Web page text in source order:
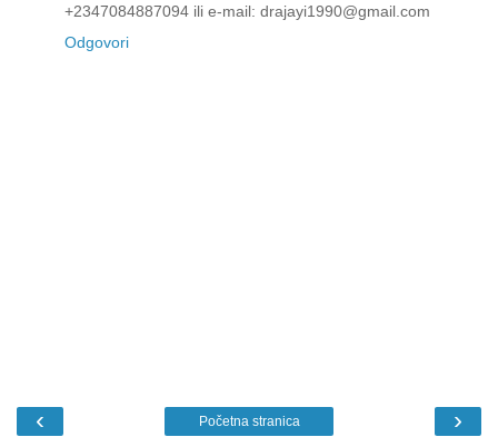
+2347084887094 ili e-mail: drajayi1990@gmail.com
Odgovori
‹ ›
Početna stranica